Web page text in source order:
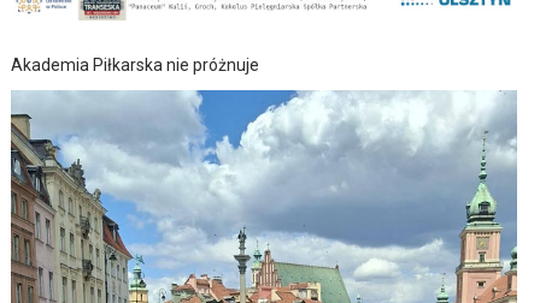
Akademia Piłkarska nie próżnuje